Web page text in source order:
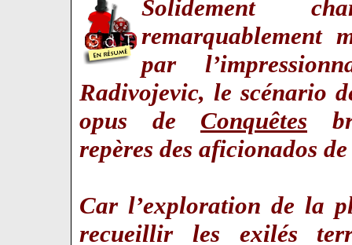
Solidement
remarquablement
par
Radivojevic, le scénario
opus de Conquêtes
repères des aficionados
Car l’exploration de la
recueillir les exilés